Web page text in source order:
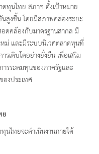
ดทุนไทย สภาฯ ตั้งเป้าหมาย
สูงขึ้น โดยมีสภาพคล่องระยะ
ดคล้องกับมาตรฐานสากล มี
ม่ และมีระบบนิเวศตลาดทุนที่
เติบโตอย่างยั่งยืน เพื่อเสริม
รระดมทุนของภาครัฐและ
งประเทศ
นไทยจะดำเนินงานภายใต้